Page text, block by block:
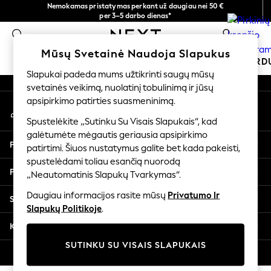
Nemokamas pristatymas perkant už daugiau nei 50 €
per 3–5 darbo dienas*
Dabar galite apsipirkti lietuvių kalba!
0
MOKYKLINĖ APRANGA ŠVENTINĖ
SCHOOLWEAR
All Boys Schoolwear
Shoes
Trousers
Shorts
Shirts
Polo Shirts
Sweatshirts & Jumpers
Coats & Jackets
Underwear
Multipacks
All Boys Sport & Swimwear
An error occurred on client
Mūsų socialiniai tinklai
Mano paskyra
Prisijunkite prie savo paskyros
Pagalba
Privatumas ir teisinė informacija
Skyriai
Kitos paslaugos
Mūsų Svetainė Naudoja Slapukus
Slapukai padeda mums užtikrinti saugų mūsų
svetainės veikimą, nuolatinį tobulinimą ir jūsų
apsipirkimo patirties suasmeninimą.
Spustelėkite „Sutinku Su Visais Slapukais“, kad
galėtumėte mėgautis geriausia apsipirkimo
patirtimi. Šiuos nustatymus galite bet kada pakeisti,
spustelėdami toliau esančią nuorodą
„Neautomatinis Slapukų Tvarkymas“.
Daugiau informacijos rasite mūsų Privatumo Ir
Slapukų Politikoje.
SUTINKU SU VISAIS SLAPUKAIS